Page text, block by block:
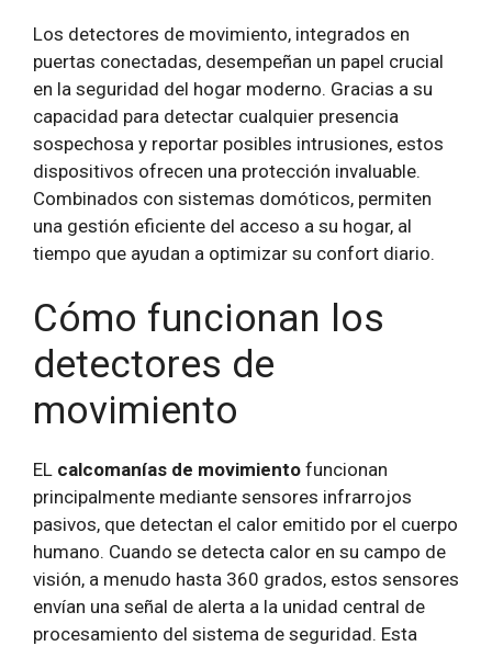
Los detectores de movimiento, integrados en
puertas conectadas, desempeñan un papel crucial
en la seguridad del hogar moderno. Gracias a su
capacidad para detectar cualquier presencia
sospechosa y reportar posibles intrusiones, estos
dispositivos ofrecen una protección invaluable.
Combinados con sistemas domóticos, permiten
una gestión eficiente del acceso a su hogar, al
tiempo que ayudan a optimizar su confort diario.
Cómo funcionan los
detectores de
movimiento
EL calcomanías de movimiento funcionan
principalmente mediante sensores infrarrojos
pasivos, que detectan el calor emitido por el cuerpo
humano. Cuando se detecta calor en su campo de
visión, a menudo hasta 360 grados, estos sensores
envían una señal de alerta a la unidad central de
procesamiento del sistema de seguridad. Esta